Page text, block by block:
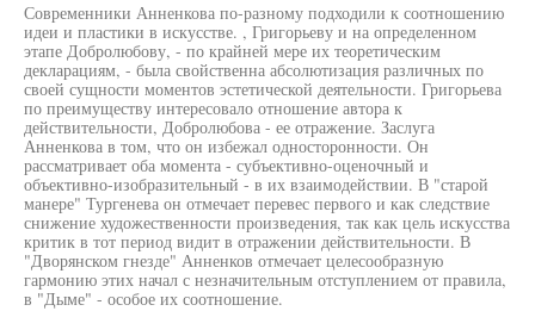
Современники Анненкова по-разному подходили к соотношению
идеи и пластики в искусстве. , Григорьеву и на определенном
этапе Добролюбову, - по крайней мере их теоретическим
декларациям, - была свойственна абсолютизация различных по
своей сущности моментов эстетической деятельности. Григорьева
по преимуществу интересовало отношение автора к
действительности, Добролюбова - ее отражение. Заслуга
Анненкова в том, что он избежал односторонности. Он
рассматривает оба момента - субъективно-оценочный и
объективно-изобразительный - в их взаимодействии. В "старой
манере" Тургенева он отмечает перевес первого и как следствие
снижение художественности произведения, так как цель искусства
критик в тот период видит в отражении действительности. В
"Дворянском гнезде" Анненков отмечает целесообразную
гармонию этих начал с незначительным отступлением от правила,
в "Дыме" - особое их соотношение.